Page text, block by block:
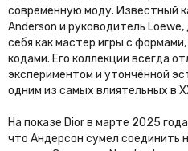
современную моду. Известный
Anderson и руководитель
себя как мастер игры с
кодами. Его коллекции всегда
экспериментом и утончённой
одним из самых влиятельных в
На показе Dior в марте 2025
что Андерсон сумел соединить